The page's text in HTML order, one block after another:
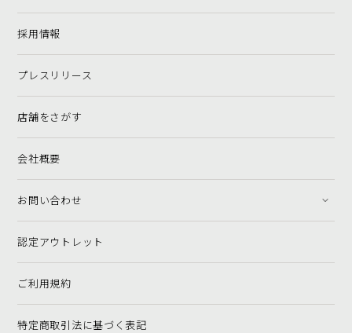
採用情報
プレスリリース
店舗をさがす
会社概要
お問い合わせ
認定アウトレット
ご利用規約
特定商取引法に基づく表記